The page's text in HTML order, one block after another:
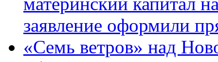
заявление оформили
«Семь ветров» над